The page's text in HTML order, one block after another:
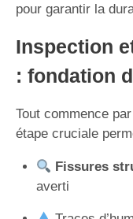
pour garantir la
Inspection
: fondation
Tout commence
étape cruciale
Fissures
averti